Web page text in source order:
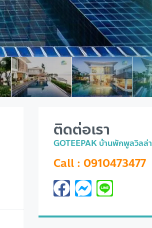
ติดต่อเรา
GOTEEPAK บ้านพักพูลวิลล่า
Call : 0910473477